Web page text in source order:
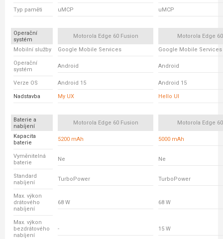
Typ paměti uMCP uMCP
Operační
systém
Motorola Edge 60 Fusion Motorola Edge
Mobilní služby Google Mobile Services Google Mobile Services
Operační
systém
Android Android
Verze OS Android 15 Android 15
Nadstavba My UX Hello UI
Baterie a
nabíjení
Motorola Edge 60 Fusion Motorola Edge
Kapacita
baterie
5200 mAh 5000 mAh
Vyměnitelná
baterie
Ne Ne
Standard
nabíjení
TurboPower TurboPower
Max. výkon
drátového
nabíjení
68 W 68 W
Max. výkon
bezdrátového
nabíjení
- 15 W